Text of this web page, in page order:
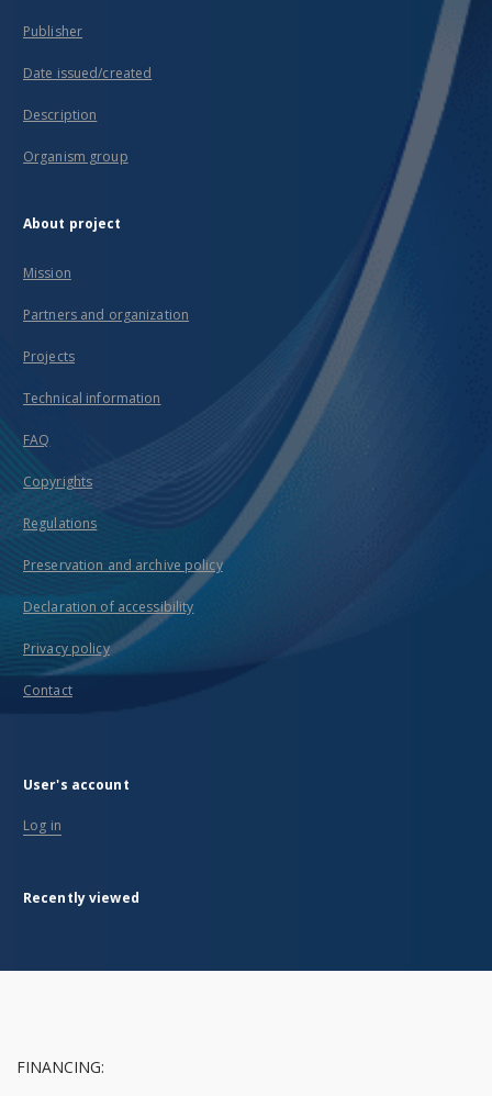
Publisher
Date issued/created
Description
Organism group
About project
Mission
Partners and organization
Projects
Technical information
FAQ
Copyrights
Regulations
Preservation and archive policy
Declaration of accessibility
Privacy policy
Contact
User's account
Log in
Recently viewed
FINANCING: